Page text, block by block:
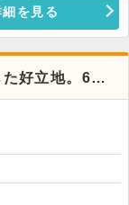
細を見る
好立地。6階